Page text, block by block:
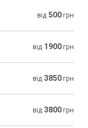
від 500грн
від 1900грн
від 3850грн
від 3800грн